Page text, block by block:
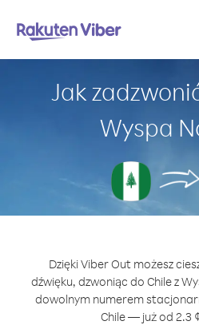
Jak
Wyspa
Dzięki Viber Out możesz
dźwięku, dzwoniąc do Chile z
dowolnym numerem
Chile — już od 2.3